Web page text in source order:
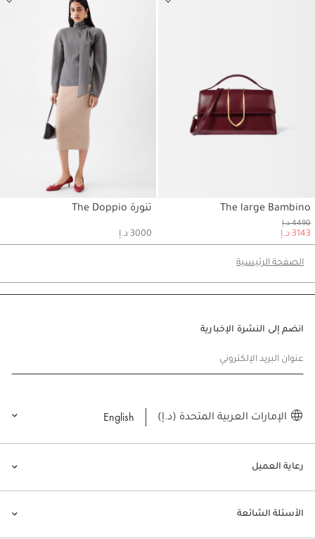
The large Bambino
حسابي
4490 د.إ
3143 د.إ
تنورة The Doppio
حسابي
3000 د.إ
الصفحة الرئيسية
رعاية العميل
الأسئلة الشائعة
انضم إلى النشرة الإخبارية
عنوان البريد الإلكتروني
الإمارات العربية المتحدة (د.إ) English